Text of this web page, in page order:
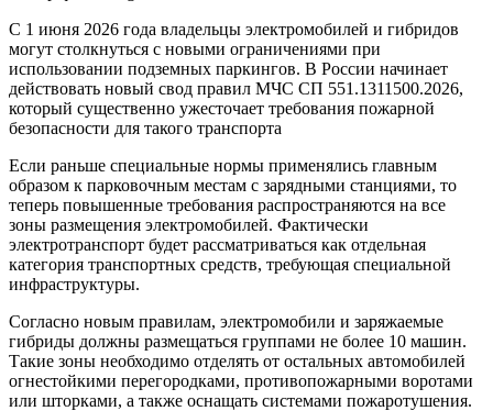
С 1 июня 2026 года владельцы электромобилей и гибридов
могут столкнуться с новыми ограничениями при
использовании подземных паркингов. В России начинает
действовать новый свод правил МЧС СП 551.1311500.2026,
который существенно ужесточает требования пожарной
безопасности для такого транспорта
Если раньше специальные нормы применялись главным
образом к парковочным местам с зарядными станциями, то
теперь повышенные требования распространяются на все
зоны размещения электромобилей. Фактически
электротранспорт будет рассматриваться как отдельная
категория транспортных средств, требующая специальной
инфраструктуры.
Согласно новым правилам, электромобили и заряжаемые
гибриды должны размещаться группами не более 10 машин.
Такие зоны необходимо отделять от остальных автомобилей
огнестойкими перегородками, противопожарными воротами
или шторками, а также оснащать системами пожаротушения.